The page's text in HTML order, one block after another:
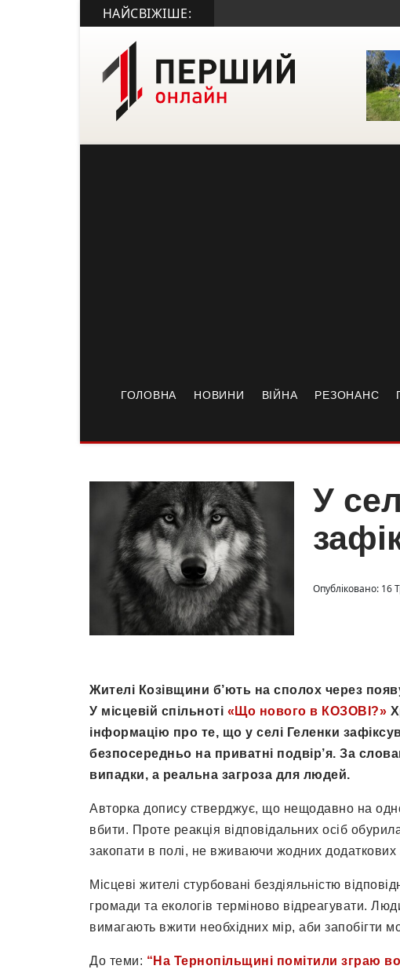
НАЙСВІЖІШЕ:
ГОЛОВНА НОВИНИ ВІЙНА РЕЗОНАНС
У
Опубліковано: 16
Жителі Козівщини б’ють на сполох через
У місцевій спільноті «Що нового в КОЗОВІ?»
інформацію про те, що у селі Геленки
безпосередньо на приватні подвір’я. За
випадки, а реальна загроза для людей.
Авторка допису стверджує, що нещодавно на
вбити. Проте реакція відповідальних осіб
закопати в полі, не вживаючи жодних додаткових
Місцеві жителі стурбовані бездіяльністю
громади та екологів терміново відреагувати.
вимагають вжити необхідних мір, аби запобігти
До теми: “На Тернопільщині помітили зграю